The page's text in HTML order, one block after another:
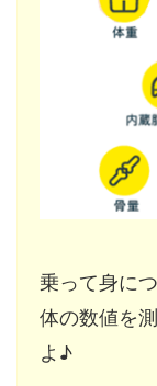
乗って身に
体の数値を
よ♪